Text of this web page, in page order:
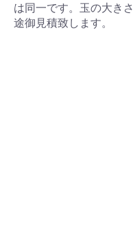
お買い物を続
は同一です。玉の大き
途御見積致します。